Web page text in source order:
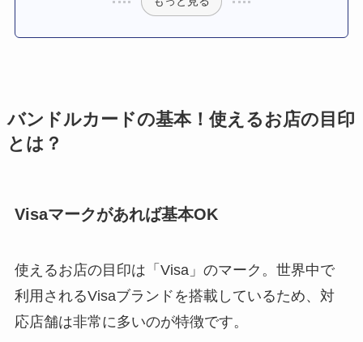
バンドルカードの基本！使えるお店の目印
とは？
Visaマークがあれば基本OK
使えるお店の目印は「Visa」のマーク。世界中で
利用されるVisaブランドを搭載しているため、対
応店舗は非常に多いのが特徴です。